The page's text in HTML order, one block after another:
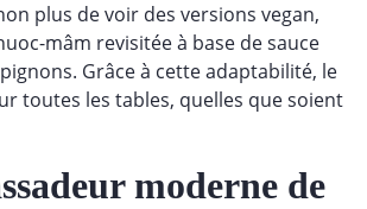
plus de voir des versions vegan,
mâm revisitée à base de sauce
Grâce à cette adaptabilité, le
toutes les tables, quelles que soient
moderne de